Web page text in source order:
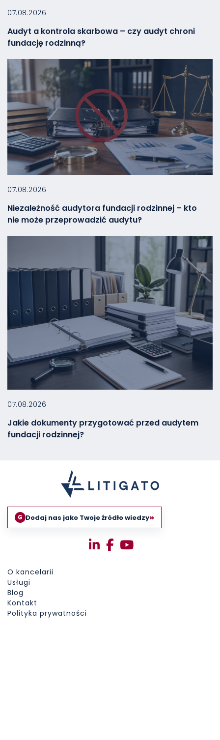
07.08.2026
Audyt a kontrola skarbowa – czy audyt chroni
fundację rodzinną?
07.08.2026
Niezależność audytora fundacji rodzinnej – kto
nie może przeprowadzić audytu?
07.08.2026
Jakie dokumenty przygotować przed audytem
fundacji rodzinnej?
G Dodaj nas jako Twoje źródło wiedzy»
O kancelarii
Usługi
Blog
Kontakt
Polityka prywatności